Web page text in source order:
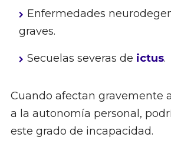
Enfermedades
graves.
Secuelas severas de ictus.
Cuando afectan gravemente
a la autonomía personal,
este grado de incapacidad.